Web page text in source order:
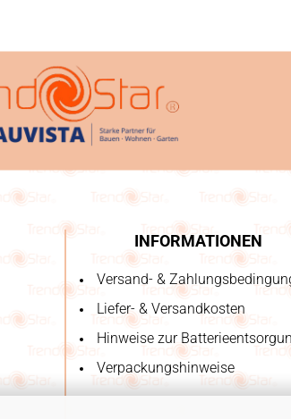
INFORMATIONEN
Versand- &
Liefer- & Versandkosten
Hinweise zur
Verpackungshinweise